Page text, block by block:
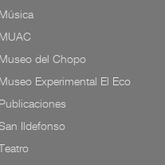
Música
MUAC
Museo del Chopo
Museo Experimental El Eco
Publicaciones
Ildefonso